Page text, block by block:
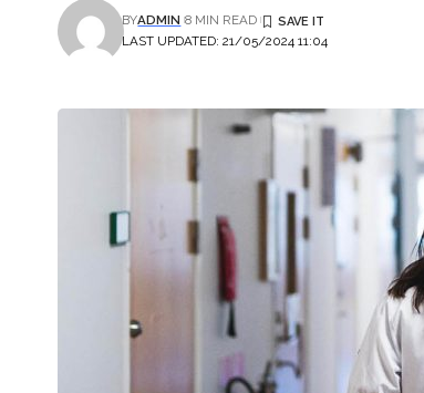
LAST UPDATED: 21/05/2024 11:04
BYADMIN 8 MIN READ